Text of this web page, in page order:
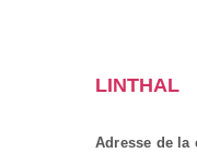
LINTHAL
Adresse de la